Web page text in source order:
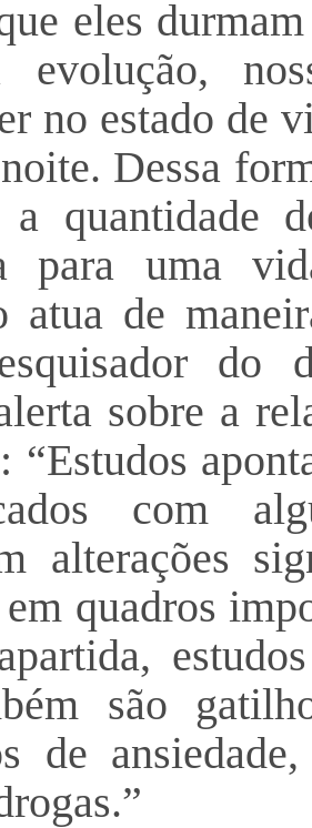
eles
evolução,
no estado de
Dessa
a quantidade
para uma
atua de
do
sobre a
“Estudos
com
alterações
quadros
são
de